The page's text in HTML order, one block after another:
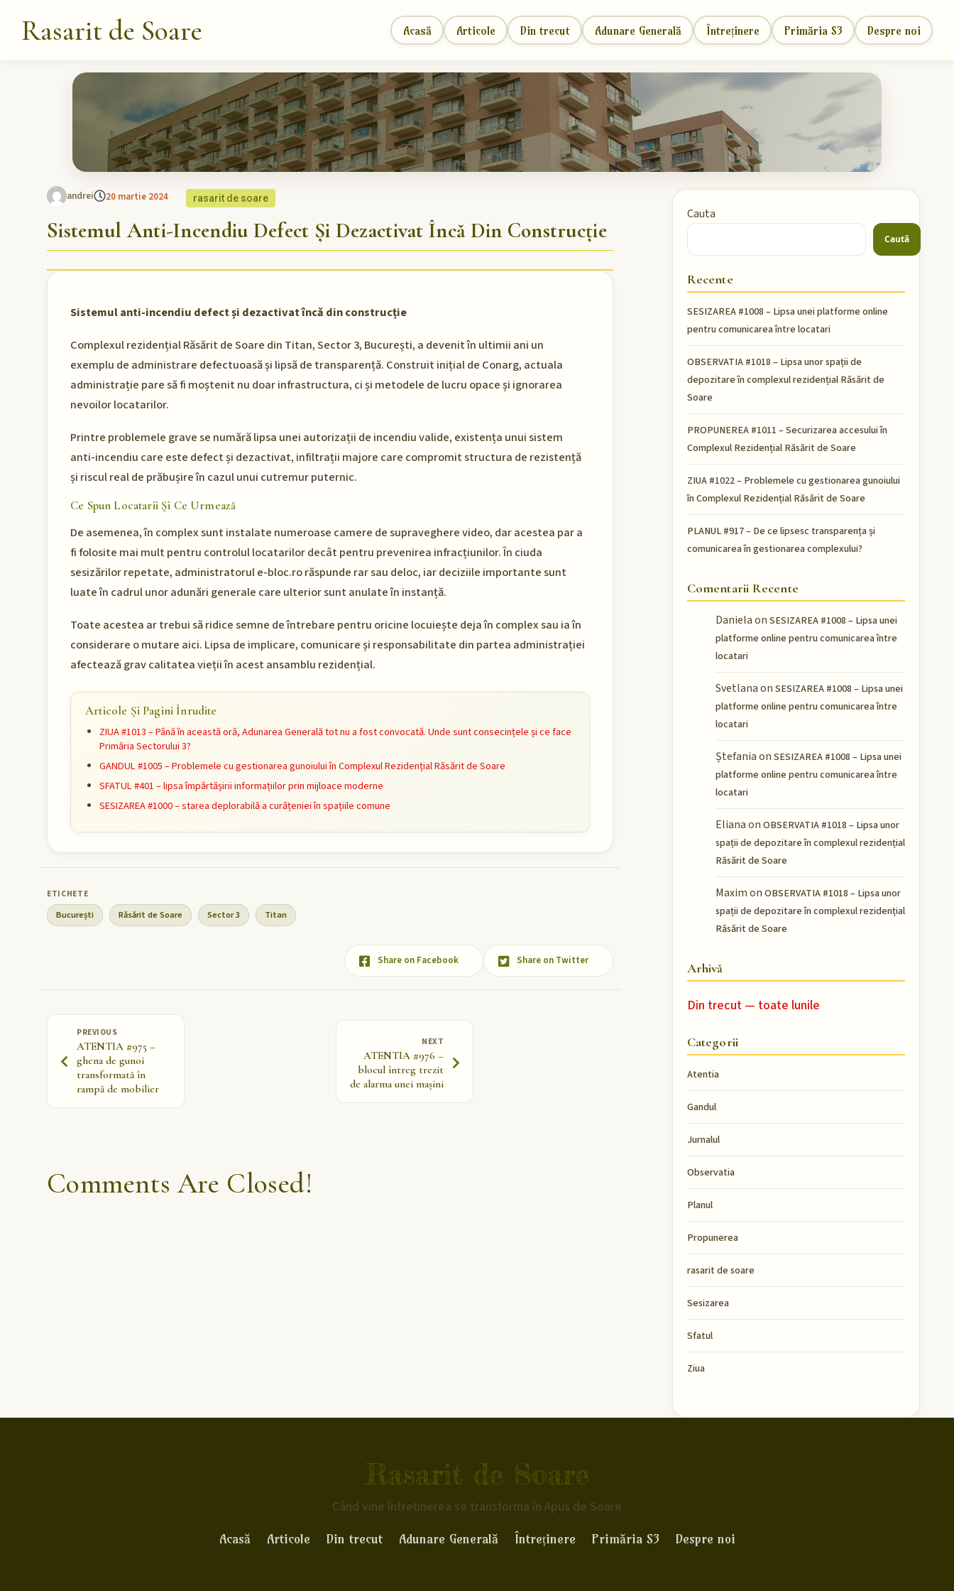
Rasarit de Soare Acasă Articole Din trecut Adunare Generală Întreținere Primăria S3 Despre noi
andrei 20 martie 2024 rasarit de soare
Sistemul Anti-Incendiu Defect Și Dezactivat Încă Din Construcție
Sistemul anti-incendiu defect și dezactivat încă din construcție
Complexul rezidențial Răsărit de Soare din Titan, Sector 3, București, a devenit în ultimii ani un
exemplu de administrare defectuoasă și lipsă de transparență. Construit inițial de Conarg, actuala
administrație pare să fi moștenit nu doar infrastructura, ci și metodele de lucru opace și ignorarea
nevoilor locatarilor.
Printre problemele grave se numără lipsa unei autorizații de incendiu valide, existența unui sistem
anti-incendiu care este defect și dezactivat, infiltrații majore care compromit structura de rezistență
și riscul real de prăbușire în cazul unui cutremur puternic.
Ce Spun Locatarii Și Ce Urmează
De asemenea, în complex sunt instalate numeroase camere de supraveghere video, dar acestea par a
fi folosite mai mult pentru controlul locatarilor decât pentru prevenirea infracțiunilor. În ciuda
sesizărilor repetate, administratorul e-bloc.ro răspunde rar sau deloc, iar deciziile importante sunt
luate în cadrul unor adunări generale care ulterior sunt anulate în instanță.
Toate acestea ar trebui să ridice semne de întrebare pentru oricine locuiește deja în complex sau ia în
considerare o mutare aici. Lipsa de implicare, comunicare și responsabilitate din partea administrației
afectează grav calitatea vieții în acest ansamblu rezidențial.
Articole Și Pagini Înrudite
ZIUA #1013 – Până în această oră, Adunarea Generală tot nu a fost convocată. Unde sunt consecințele și ce face
Primăria Sectorului 3?
GANDUL #1005 – Problemele cu gestionarea gunoiului în Complexul Rezidențial Răsărit de Soare
SFATUL #401 – lipsa împărtășirii informațiilor prin mijloace moderne
SESIZAREA #1000 – starea deplorabilă a curățeniei în spațiile comune
București Răsărit de Soare Sector 3 Titan
Share on Facebook Share on Twitter
PREVIOUS
ATENTIA #975 –
ghena de gunoi
transformată în
rampă de mobilier
NEXT
ATENTIA #976 –
blocul întreg trezit
de alarma unei mașini
Comments Are Closed!
Cauta
Caută
Recente
SESIZAREA #1008 – Lipsa unei platforme online
pentru comunicarea între locatari
OBSERVATIA #1018 – Lipsa unor spații de
depozitare în complexul rezidențial Răsărit de
Soare
PROPUNEREA #1011 – Securizarea accesului în
Complexul Rezidențial Răsărit de Soare
ZIUA #1022 – Problemele cu gestionarea gunoiului
în Complexul Rezidențial Răsărit de Soare
PLANUL #917 – De ce lipsesc transparența și
comunicarea în gestionarea complexului?
Comentarii Recente
Danielaon SESIZAREA #1008 – Lipsa unei
platforme online pentru comunicarea între
locatari
Svetlanaon SESIZAREA #1008 – Lipsa unei
platforme online pentru comunicarea între
locatari
Ștefaniaon SESIZAREA #1008 – Lipsa unei
platforme online pentru comunicarea între
locatari
Elianaon OBSERVATIA #1018 – Lipsa unor
spații de depozitare în complexul rezidențial
Răsărit de Soare
Maximon OBSERVATIA #1018 – Lipsa unor
spații de depozitare în complexul rezidențial
Răsărit de Soare
Arhivă
Din trecut — toate lunile
Categorii
Atentia
Gandul
Jurnalul
Observatia
Planul
Propunerea
rasarit de soare
Sesizarea
Sfatul
Ziua
Rasarit de Soare
Când vine întreținerea se transforma în Apus de Soare
Acasă Articole Din trecut Adunare Generală Întreținere Primăria S3 Despre noi